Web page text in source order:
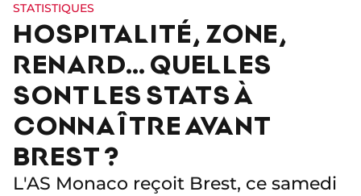
STATISTIQUES
HOSPITALITÉ, ZONE,
RENARD… QUELLES
SONT LES STATS À
CONNAÎTRE AVANT
BREST ?
L'AS Monaco reçoit Brest, ce samedi